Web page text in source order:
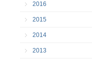
2016
2015
2014
2013